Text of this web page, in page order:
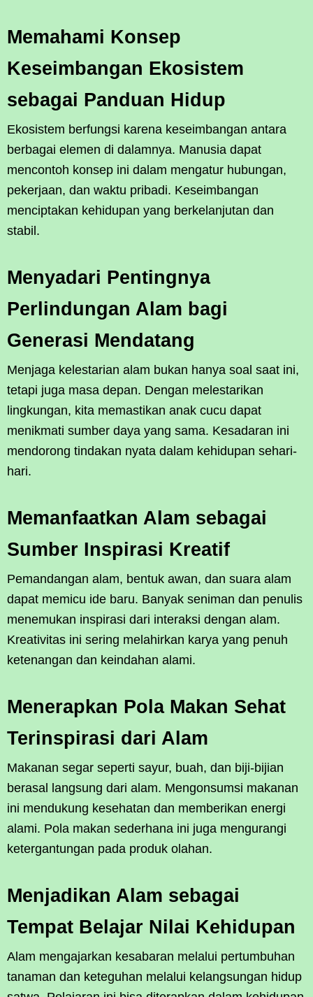
Memahami Konsep
Keseimbangan Ekosistem
sebagai Panduan Hidup
Ekosistem berfungsi karena keseimbangan antara
berbagai elemen di dalamnya. Manusia dapat
mencontoh konsep ini dalam mengatur hubungan,
pekerjaan, dan waktu pribadi. Keseimbangan
menciptakan kehidupan yang berkelanjutan dan
stabil.
Menyadari Pentingnya
Perlindungan Alam bagi
Generasi Mendatang
Menjaga kelestarian alam bukan hanya soal saat ini,
tetapi juga masa depan. Dengan melestarikan
lingkungan, kita memastikan anak cucu dapat
menikmati sumber daya yang sama. Kesadaran ini
mendorong tindakan nyata dalam kehidupan sehari-
hari.
Memanfaatkan Alam sebagai
Sumber Inspirasi Kreatif
Pemandangan alam, bentuk awan, dan suara alam
dapat memicu ide baru. Banyak seniman dan penulis
menemukan inspirasi dari interaksi dengan alam.
Kreativitas ini sering melahirkan karya yang penuh
ketenangan dan keindahan alami.
Menerapkan Pola Makan Sehat
Terinspirasi dari Alam
Makanan segar seperti sayur, buah, dan biji-bijian
berasal langsung dari alam. Mengonsumsi makanan
ini mendukung kesehatan dan memberikan energi
alami. Pola makan sederhana ini juga mengurangi
ketergantungan pada produk olahan.
Menjadikan Alam sebagai
Tempat Belajar Nilai Kehidupan
Alam mengajarkan kesabaran melalui pertumbuhan
tanaman dan keteguhan melalui kelangsungan hidup